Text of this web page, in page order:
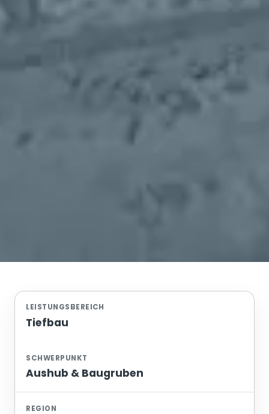
LEISTUNGSBEREICH
Tiefbau
SCHWERPUNKT
Aushub & Baugruben
REGION